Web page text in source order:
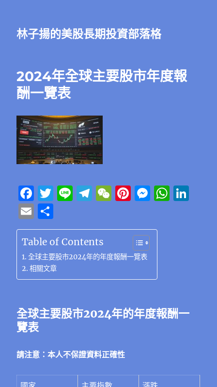
林子揚的美股長期投資部落格
2024年全球主要股市年度報
酬一覽表
F
a
c
e
b
o
k
T
it
te
r
Li
e
T
e
g
r
W
C
at
Pi
te
re
st
M
ss
W
E
m
ai
l
享
Table of Contents
全球主要股市2024年的年度報酬一覽表
相關文章
全球主要股市2024年的年度報酬一
覽表
請注意：本人不保證資料正確性